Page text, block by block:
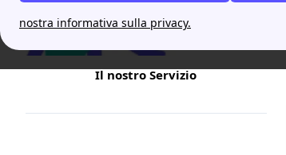
nostra informativa sulla privacy.
Il nostro Servizio